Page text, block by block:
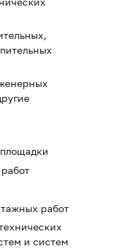
работ
и систем